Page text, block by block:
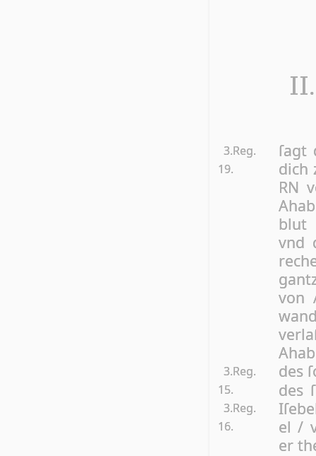
II
3.Reg.
19.
3.Reg.
15.
3.Reg.
16.
ſagt
dich
RN
blut
vnd
von
des
des
el /
er